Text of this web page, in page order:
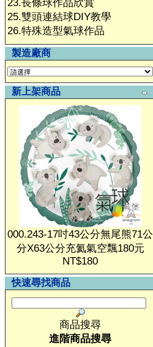
23.長條球作品欣賞
25.雙頭連結球DIY教學
26.特殊造型氣球作品
製造廠商
新上架商品
000.243-17吋43公分無尾熊71公
分X63公分充氦氣空飄180元
NT$180
快速尋找商品
商品搜尋
進階商品搜尋